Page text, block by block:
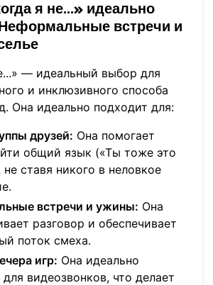
я не...» идеально
встречи и
— идеальный выбор для
и инклюзивного способа
Она идеально подходит для:
друзей: Она помогает
общий язык («Ты тоже это
не ставя никого в неловкое
встречи и ужины: Она
разговор и обеспечивает
поток смеха.
игр: Она идеально
видеозвонков, что делает